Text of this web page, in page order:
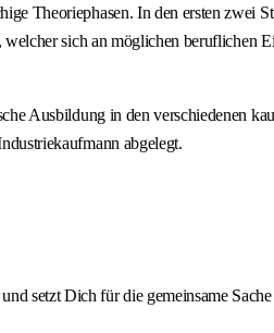
Theoriephasen. In den ersten zwei
sich an möglichen beruflichen
Ausbildung in den verschiedenen
abgelegt.
setzt Dich für die gemeinsame